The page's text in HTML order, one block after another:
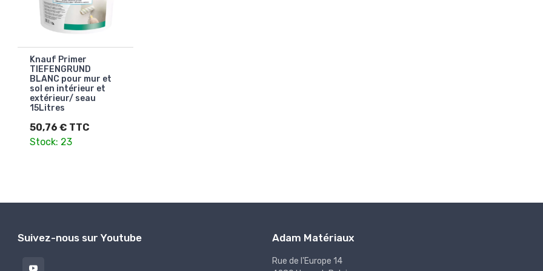
Knauf Primer
TIEFENGRUND
BLANC pour mur et
sol en intérieur et
extérieur/ seau
15Litres
50,76 € TTC
Stock: 23
Suivez-nous sur Youtube Adam Matériaux
Rue de l'Europe 14